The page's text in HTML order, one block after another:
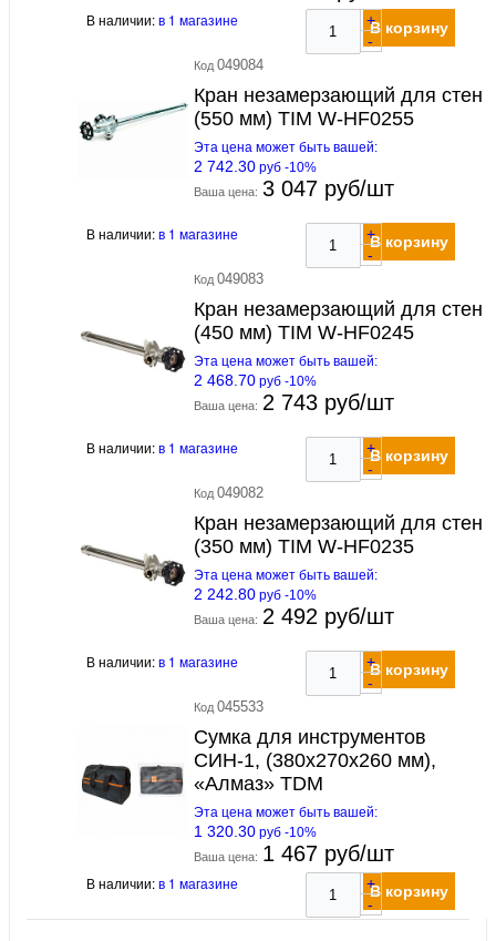
В наличии:в 1 магазине
+
-
В корзину
Код 049084
Кран незамерзающий для стен
(550 мм) TIM W-HF0255
Эта цена может быть вашей:
2 742.30 руб -10%
Ваша цена: 3 047 руб/шт
В наличии:в 1 магазине
+
-
В корзину
Код 049083
Кран незамерзающий для стен
(450 мм) TIM W-HF0245
Эта цена может быть вашей:
2 468.70 руб -10%
Ваша цена: 2 743 руб/шт
В наличии:в 1 магазине
+
-
В корзину
Код 049082
Кран незамерзающий для стен
(350 мм) TIM W-HF0235
Эта цена может быть вашей:
2 242.80 руб -10%
Ваша цена: 2 492 руб/шт
В наличии:в 1 магазине
+
-
В корзину
Код 045533
Сумка для инструментов
СИН-1, (380х270х260 мм),
«Алмаз» TDM
Эта цена может быть вашей:
1 320.30 руб -10%
Ваша цена: 1 467 руб/шт
В наличии:в 1 магазине
+
-
В корзину